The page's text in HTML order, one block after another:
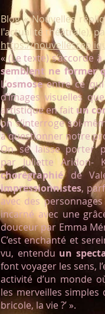
Blog « Nouvelles
l'actualité théâtrale),
https://
« (Le texte) s’accorde
semblent ne former
L’osmoseentre ce
d’images visuelles
artistique en fait un
on s’interroge soi-
à questionner notre
On se laisse porter
par Juliette Aridon-
chorégraphiéde
impressionnistes,
avec des
incarné avec une
douceur par Emma
C’est enchanté et
vu, entendu un
font voyager les sens,
activité d’un monde
les merveilles simples
bricole, la vie ?’ ».